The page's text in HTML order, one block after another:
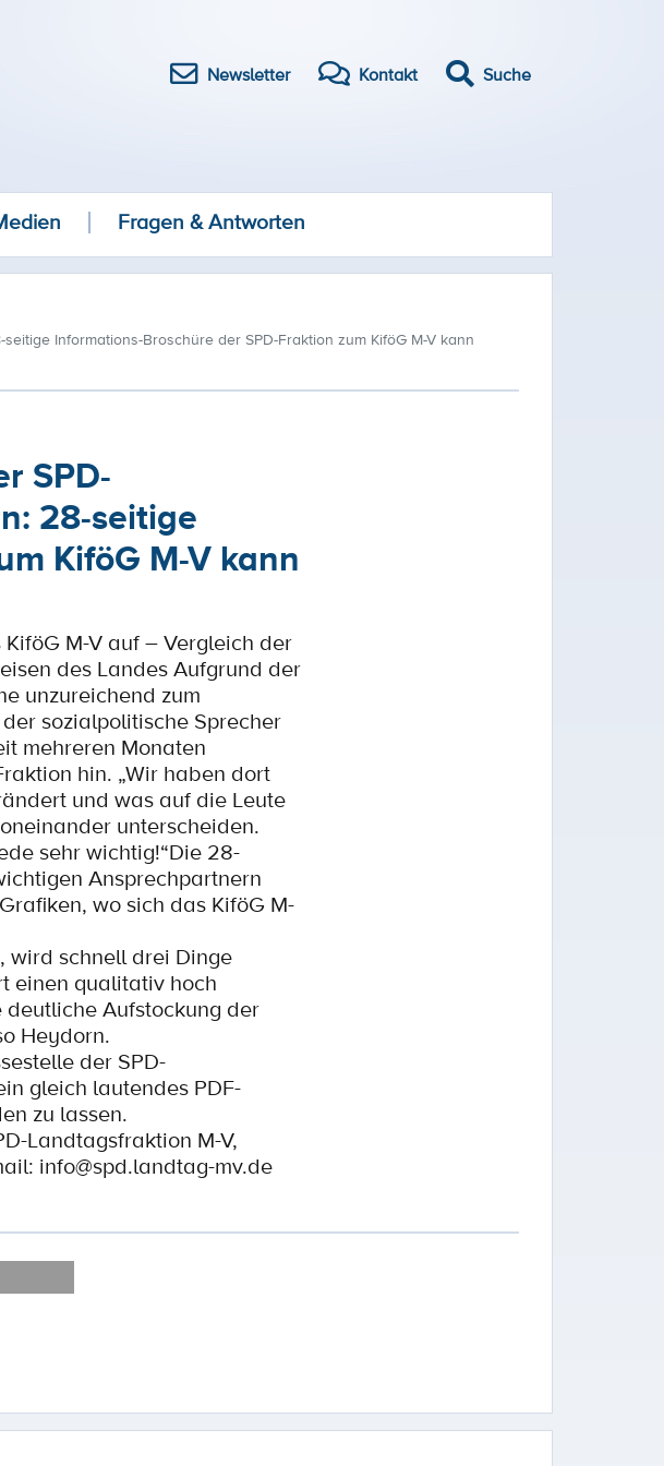
Newsletter Kontakt Suche
Fragen & Antworten
Informations-Broschüre der SPD-Fraktion zum KiföG M-V kann
SPD-
28-seitige
KiföG M-V kann
M-V auf – Vergleich der
des Landes Aufgrund der
unzureichend zum
sozialpolitische Sprecher
mehreren Monaten
hin. „Wir haben dort
und was auf die Leute
unterscheiden.
sehr wichtig!“Die 28-
Ansprechpartnern
wo sich das KiföG M-
wird schnell drei Dinge
einen qualitativ hoch
Aufstockung der
Heydorn.
der SPD-
gleich lautendes PDF-
zu lassen.
Landtagsfraktion M-V,
info@spd.landtag-mv.de